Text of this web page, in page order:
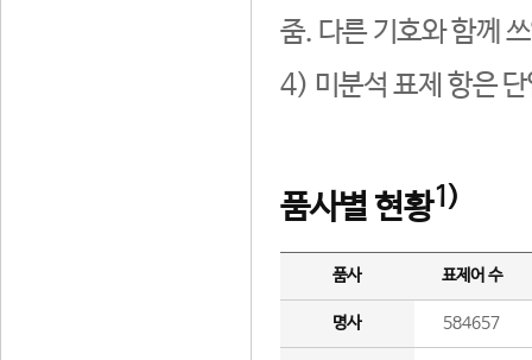
줌. 다른 기호와 함께
4) 미분석 표제 항은
품사별 현황1)
품사 표제어 수
명사 584657